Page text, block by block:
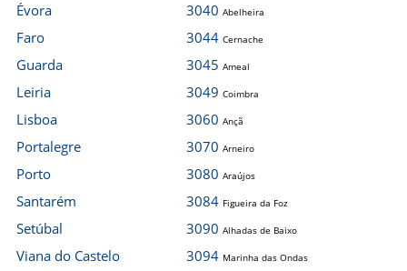
Évora
Faro
Guarda
Leiria
Lisboa
Portalegre
Porto
Santarém
Setúbal
Viana do Castelo
3040 Abelheira
3044 Cernache
3045 Ameal
3049 Coimbra
3060 Ançã
3070 Arneiro
3080 Araújos
3084 Figueira da Foz
3090 Alhadas de Baixo
3094 Marinha das Ondas